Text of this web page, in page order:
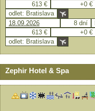
613 €
+0 €
odlet: Bratislava
18.09.2026
8 dní
613 €
+0 €
odlet: Bratislava
Zephir Hotel & Spa